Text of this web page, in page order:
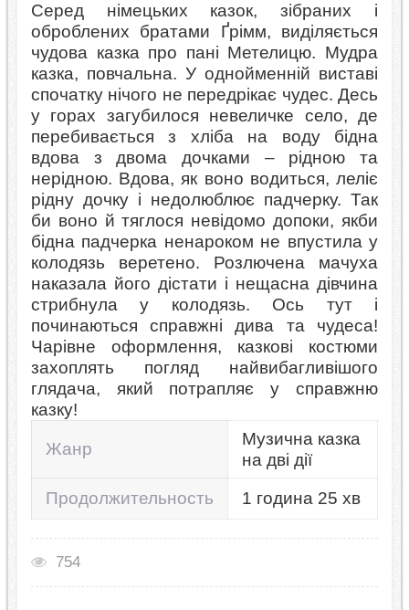
Серед німецьких казок, зібраних і
оброблених братами Ґрімм, виділяється
чудова казка про пані Метелицю. Мудра
казка, повчальна. У однойменній виставі
спочатку нічого не передрікає чудес. Десь
у горах загубилося невеличке село, де
перебивається з хліба на воду бідна
вдова з двома дочками – рідною та
нерідною. Вдова, як воно водиться, леліє
рідну дочку і недолюблює падчерку. Так
би воно й тяглося невідомо допоки, якби
бідна падчерка ненароком не впустила у
колодязь веретено. Розлючена мачуха
наказала його дістати і нещасна дівчина
стрибнула у колодязь. Ось тут і
починаються справжні дива та чудеса!
Чарівне оформлення, казкові костюми
захоплять погляд найвибагливішого
глядача, який потрапляє у справжню
казку!
Жанр
Музична казка
на дві дії
Продолжительность
1 година 25 хв
754